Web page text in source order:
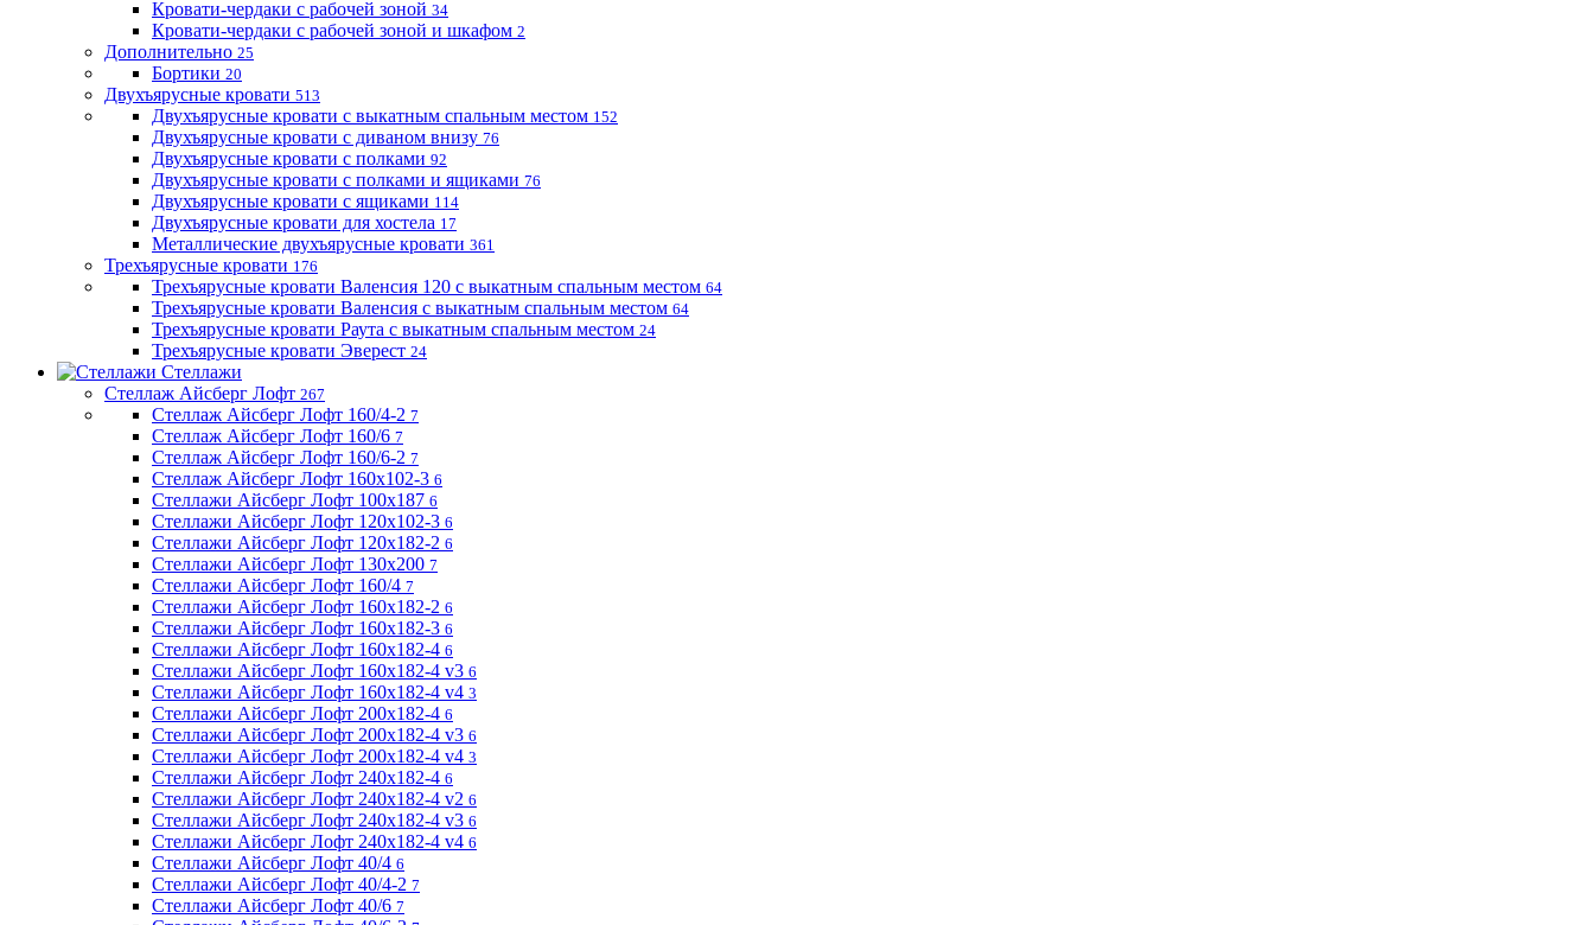
Кровати-чердаки с рабочей зоной 34
Кровати-чердаки с рабочей зоной и шкафом 2
Дополнительно 25
Бортики 20
Двухъярусные кровати 513
Двухъярусные кровати с выкатным спальным местом 152
Двухъярусные кровати с диваном внизу 76
Двухъярусные кровати с полками 92
Двухъярусные кровати с полками и ящиками 76
Двухъярусные кровати с ящиками 114
Двухъярусные кровати для хостела 17
Металлические двухъярусные кровати 361
Трехъярусные кровати 176
Трехъярусные кровати Валенсия 120 с выкатным спальным местом 64
Трехъярусные кровати Валенсия с выкатным спальным местом 64
Трехъярусные кровати Раута с выкатным спальным местом 24
Трехъярусные кровати Эверест 24
Стеллажи
Стеллаж Айсберг Лофт 267
Стеллаж Айсберг Лофт 160/4-2 7
Стеллаж Айсберг Лофт 160/6 7
Стеллаж Айсберг Лофт 160/6-2 7
Стеллаж Айсберг Лофт 160х102-3 6
Стеллажи Айсберг Лофт 100х187 6
Стеллажи Айсберг Лофт 120х102-3 6
Стеллажи Айсберг Лофт 120х182-2 6
Стеллажи Айсберг Лофт 130х200 7
Стеллажи Айсберг Лофт 160/4 7
Стеллажи Айсберг Лофт 160х182-2 6
Стеллажи Айсберг Лофт 160х182-3 6
Стеллажи Айсберг Лофт 160х182-4 6
Стеллажи Айсберг Лофт 160х182-4 v3 6
Стеллажи Айсберг Лофт 160х182-4 v4 3
Стеллажи Айсберг Лофт 200х182-4 6
Стеллажи Айсберг Лофт 200х182-4 v3 6
Стеллажи Айсберг Лофт 200х182-4 v4 3
Стеллажи Айсберг Лофт 240х182-4 6
Стеллажи Айсберг Лофт 240х182-4 v2 6
Стеллажи Айсберг Лофт 240х182-4 v3 6
Стеллажи Айсберг Лофт 240х182-4 v4 6
Стеллажи Айсберг Лофт 40/4 6
Стеллажи Айсберг Лофт 40/4-2 7
Стеллажи Айсберг Лофт 40/6 7